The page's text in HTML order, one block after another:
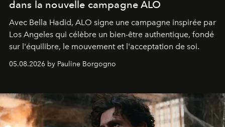
dans la nouvelle campagne ALO
Avec Bella Hadid, ALO signe une campagne inspirée par
Los Angeles qui célèbre un bien-être authentique, fondé
sur l'équilibre, le mouvement et l'acceptation de soi.
05.08.2026 by Pauline Borgogno